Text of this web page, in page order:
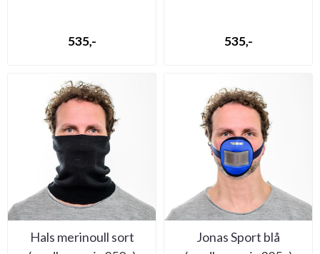
535,- 535,-
Hals merinoull sort
Jonas Sport blå